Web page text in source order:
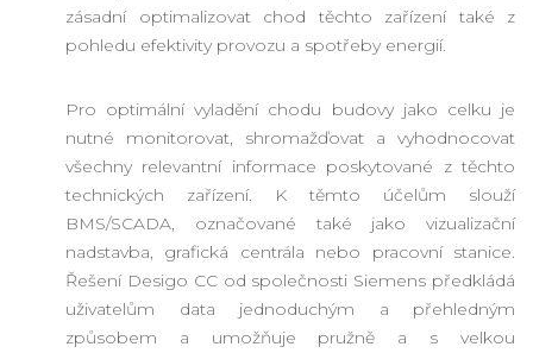
zásadní optimalizovat chod těchto zařízení také z
pohledu efektivity provozu a spotřeby energií.
Pro optimální vyladění chodu budovy jako celku je
nutné monitorovat, shromažďovat a vyhodnocovat
všechny relevantní informace poskytované z těchto
technických zařízení. K těmto účelům slouží
BMS/SCADA, označované také jako vizualizační
nadstavba, grafická centrála nebo pracovní stanice.
Řešení Desigo CC od společnosti Siemens předkládá
uživatelům data jednoduchým a přehledným
způsobem a umožňuje pružně a s velkou